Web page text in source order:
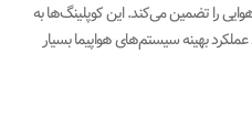
را تضمین می‌کند. این کوپلینگ‌ها به
بهینه سیستم‌های هواپیما بسیار